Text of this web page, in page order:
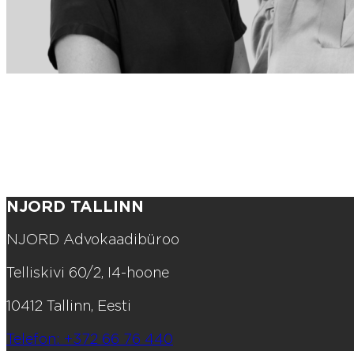
NJORD TALLINN
NJORD Advokaadibüroo
Telliskivi 60/2, I4-hoone
10412 Tallinn, Eesti
Telefon: +372 66 76 440